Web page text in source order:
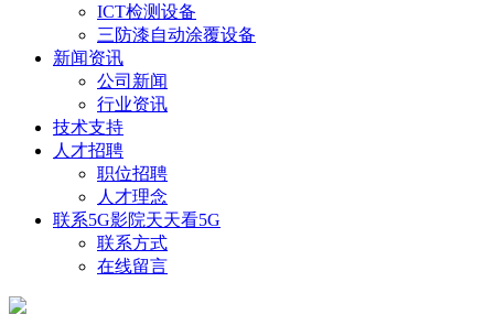
ICT检测设备
三防漆自动涂覆设备
新闻资讯
公司新闻
行业资讯
技术支持
人才招聘
职位招聘
人才理念
联系5G影院天天看5G
联系方式
在线留言